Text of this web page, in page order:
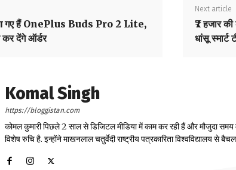
गए हैं OnePlus Buds Pro 2 Lite,
कर देंगे ऑर्डर
Next article
₹7 हजार
धांसू
Komal Singh
https://bloggistan.com
कोमल कुमारी पिछले 2 साल से डिजिटल मीडिया में काम कर रही हैं और मौजुदा
विशेष रुचि है. इन्होंने माखनलाल चतुर्वेदी राष्ट्रीय पत्रकारिता विश्वविद्यालय से